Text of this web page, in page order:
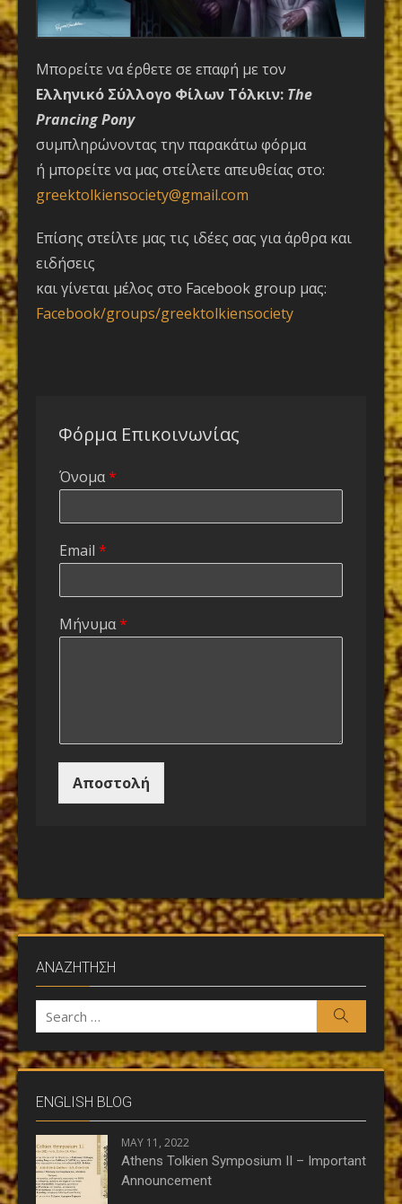
Μπορείτε να έρθετε σε επαφή με τον
Ελληνικό Σύλλογο Φίλων Τόλκιν: The
Prancing Pony
συμπληρώνοντας την παρακάτω φόρμα
ή μπορείτε να μας στείλετε απευθείας στο:
greektolkiensociety@gmail.com
Επίσης στείλτε μας τις ιδέες σας για άρθρα και
ειδήσεις
και γίνεται μέλος στο Facebook group μας:
Facebook/groups/greektolkiensociety
Φόρμα Επικοινωνίας
Όνομα*
Email *
Μήνυμα*
Αποστολή
ΑΝΑΖΗΤΗΣΗ
Search
for:
Search
ENGLISH BLOG
MAY 11, 2022
Athens Tolkien Symposium II – Important
Announcement